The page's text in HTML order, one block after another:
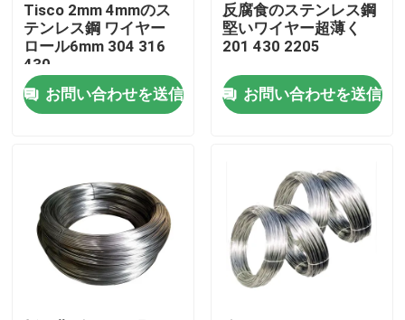
工場旅行
品質管理
引用を要求しなさい
ステンレス鋼の合金
Tisco 2mm 4mmのス
テンレス鋼 ワイヤー
ロール6mm 304 316
430
お問い合わせを送信
反腐食のステンレス鋼
堅いワイヤー超薄く
201 430 2205
お問い合わせを送信